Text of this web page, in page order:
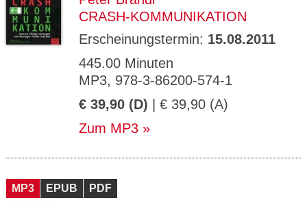
CRASH-KOMMUNIKATION
Erscheinungstermin: 15.08.2011
445.00 Minuten
MP3, 978-3-86200-574-1
€ 39,90 (D) | € 39,90 (A)
Zum MP3
MP3 EPUB PDF